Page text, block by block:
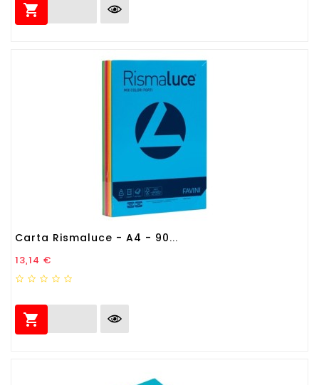

Carta Rismaluce - A4 - 90...
Prezzo
13,14 €
